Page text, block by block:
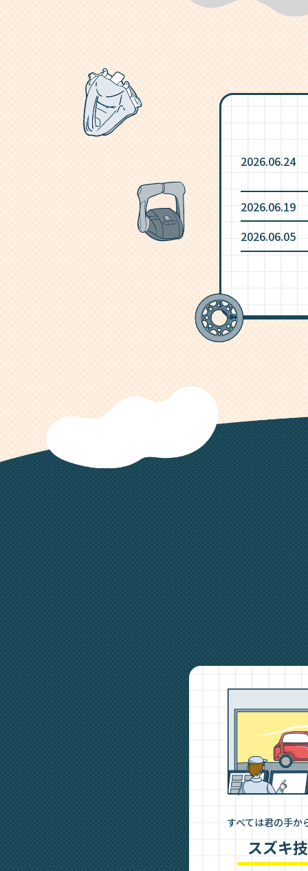
2026.06.24
2026.06.19
2026.06.05
すべては君の手か
スズキ